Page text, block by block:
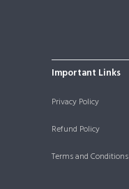
Important Links
Privacy Policy
Refund Policy
Terms and Conditions